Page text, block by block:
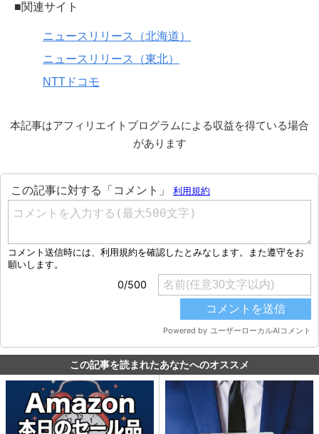
■関連サイト
ニュースリリース（北海道）
ニュースリリース（東北）
NTTドコモ
本記事はアフィリエイトプログラムによる収益を得ている場合
があります
この記事を読まれたあなたへのオススメ